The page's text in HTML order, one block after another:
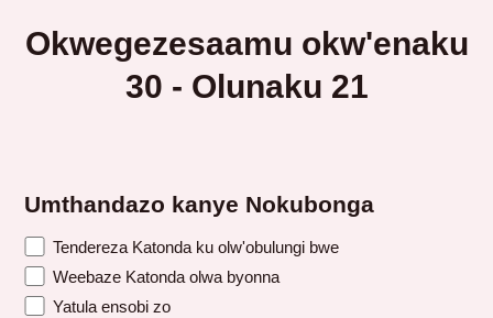
Okwegezesaamu okw'enaku
30 - Olunaku 21
Umthandazo kanye Nokubonga
Tendereza Katonda ku olw'obulungi bwe
Weebaze Katonda olwa byonna
Yatula ensobi zo